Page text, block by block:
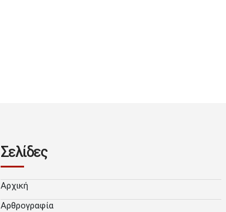
Σελίδες
Αρχική
Αρθρογραφία